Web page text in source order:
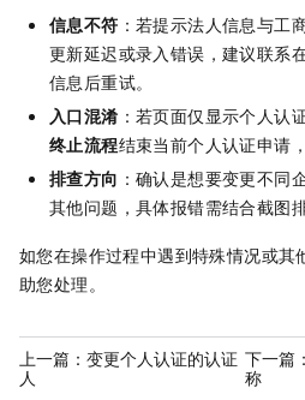
信息不符 ：若提示法人信息与工
更新延迟或录入错误，建议联系
信息后重试。
入口混淆 ：若页面仅显示个人认
终止流程结束当前个人认证申请
排查方向 ：确认是想要变更不同
其他问题，具体报错需结合截图排
如您在操作过程中遇到特殊情况或其
助您处理。
上一篇： 变更个人认证的认证
人
下一篇：
称